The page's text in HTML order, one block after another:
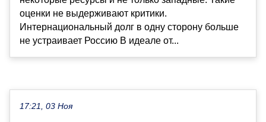
оценки не выдерживают критики.
Интернациональный долг в одну сторону больше
не устраивает Россию В идеале от...
17:21, 03 Ноя